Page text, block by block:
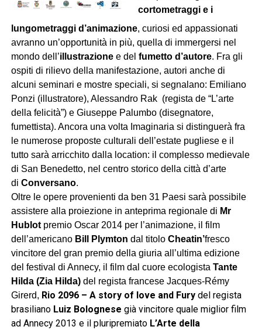
cortometraggi e i
lungometraggi d’animazione, curiosi ed appassionati
avranno un’opportunità in più, quella di immergersi nel
mondo dell’illustrazionee del fumetto d’autore. Fra gli
ospiti di rilievo della manifestazione, autori anche di
alcuni seminari e mostre speciali, si segnalano: Emiliano
Ponzi (illustratore), Alessandro Rak (regista de “L’arte
della felicità”) e Giuseppe Palumbo (disegnatore,
fumettista). Ancora una volta Imaginaria si distinguerà fra
le numerose proposte culturali dell’estate pugliese e il
tutto sarà arricchito dalla location: il complesso medievale
di San Benedetto, nel centro storico della città d’arte
di Conversano.
Oltre le opere provenienti da ben 31 Paesi sarà possibile
assistere alla proiezione in anteprima regionale di Mr
Hublot premio Oscar 2014 per l’animazione, il film
dell’americano Bill Plymton dal titolo Cheatin’fresco
vincitore del gran premio della giuria all’ultima edizione
del festival di Annecy, il film dal cuore ecologista Tante
Hilda (Zia Hilda) del regista francese Jacques-Rémy
Girerd, Rio 2096 – A story of love and Fury del regista
brasiliano Luiz Bolognese già vincitore quale miglior film
ad Annecy 2013 e il pluripremiato L’Arte della